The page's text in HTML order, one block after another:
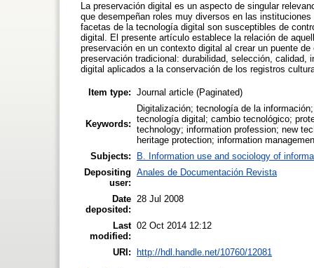
La preservación digital es un aspecto de singular
que desempeñan roles muy diversos en las
facetas de la tecnología digital son susceptibles de
digital. El presente artículo establece la relación de
preservación en un contexto digital al crear un puente
preservación tradicional: durabilidad, selección,
digital aplicados a la conservación de los registros
Item type: Journal article (Paginated)
Keywords:
Digitalización; tecnología de la
tecnología digital; cambio tecnológico;
technology; information profession; new
heritage protection; information
Subjects:
B. Information use and sociology of
Depositing
user:
Anales de Documentación Revista
Date
deposited:
28 Jul 2008
Last
modified:
02 Oct 2014 12:12
URI: http://hdl.handle.net/10760/12081